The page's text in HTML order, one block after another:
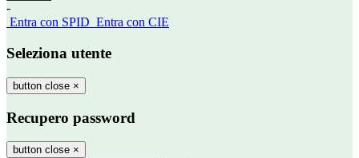
-
Entra con SPID Entra con CIE
Seleziona utente
button close ×
Recupero password
button close ×